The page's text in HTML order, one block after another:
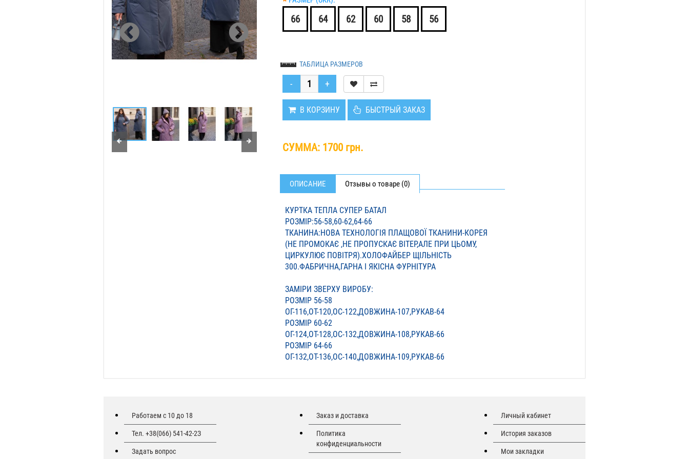
66 64 62 60 58 56
ТАБЛИЦА РАЗМЕРОВ
В КОРЗИНУ БЫСТРЫЙ ЗАКАЗ
СУММА: 1700 грн.
ОПИСАНИЕ Отзывы о товаре (0)
КУРТКА ТЕПЛА СУПЕР БАТАЛ
РОЗМІР:56-58,60-62,64-66
ТКАНИНА:НОВА ТЕХНОЛОГІЯ ПЛАЩОВОЇ ТКАНИНИ-КОРЕЯ
(НЕ ПРОМОКАЄ ,НЕ ПРОПУСКАЄ ВІТЕР,АЛЕ ПРИ ЦЬОМУ,
ЦИРКУЛЮЄ ПОВІТРЯ).ХОЛОФАЙБЕР ЩІЛЬНІСТЬ
300.ФАБРИЧНА,ГАРНА І ЯКІСНА ФУРНІТУРА
ЗАМІРИ ЗВЕРХУ ВИРОБУ:
РОЗМІР 56-58
ОГ-116,ОТ-120,ОС-122,ДОВЖИНА-107,РУКАВ-64
РОЗМІР 60-62
ОГ-124,ОТ-128,ОС-132,ДОВЖИНА-108,РУКАВ-66
РОЗМІР 64-66
ОГ-132,ОТ-136,ОС-140,ДОВЖИНА-109,РУКАВ-66
Работаем с 10 до 18
Тел. +38(066) 541-42-2З
Задать вопрос
Заказ и доставка
Политика
конфиденциальности
Личный кабинет
История заказов
Мои закладки